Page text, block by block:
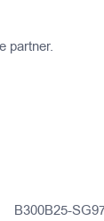
partner.
B300B25-